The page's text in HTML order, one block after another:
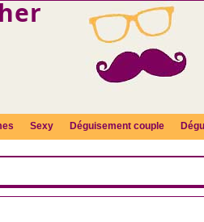
Sexy Déguisement couple